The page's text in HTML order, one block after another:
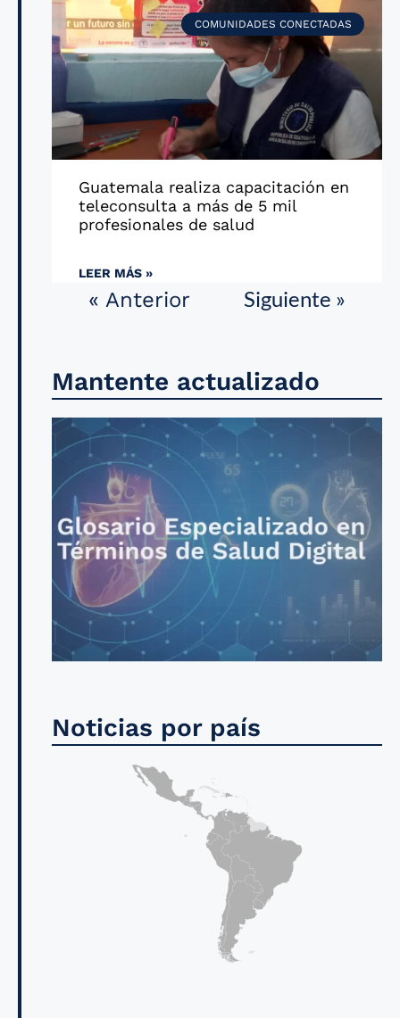
COMUNIDADES CONECTADAS
Guatemala realiza capacitación en
teleconsulta a más de 5 mil
profesionales de salud
LEER MÁS »
« Anterior Siguiente »
Mantente actualizado
Noticias por país